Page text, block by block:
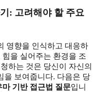
: 고려해야 할 주요
영향을 인식하고 대응하
을 실어주는 환경을 조
하는 것은 당신이 자신의
을 보여줍니다. 다음은 당
마 기반 접근법 질문입니